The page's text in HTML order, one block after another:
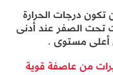
درجات الحرارة
4 درجات تحت الصفر عند أدنى
من عاصفة قوية